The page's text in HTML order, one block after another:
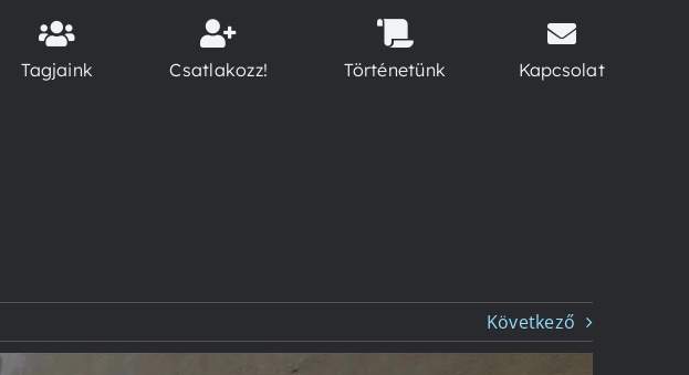
Tagjaink Csatlakozz! Történetünk Kapcsolat
Következő